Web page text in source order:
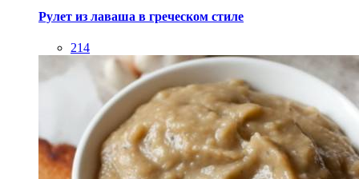
Рулет из лаваша в греческом стиле
214